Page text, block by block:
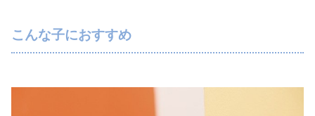
こんな子におすすめ